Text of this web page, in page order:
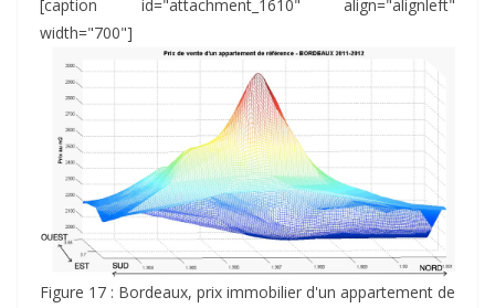
[caption id="attachment_1610" align="alignleft"
width="700"]
Figure 17 : Bordeaux, prix immobilier d'un appartement de